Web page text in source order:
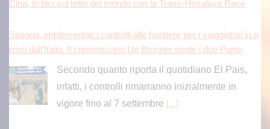
Secondo quanto riporta il quotidiano El Pais,
infatti, i controlli rimarranno inizialmente in
vigore fino al 7 settembre [...]
Arriva in sala “Robin Hood – Il prezzo del sangue” con Hugh Jac